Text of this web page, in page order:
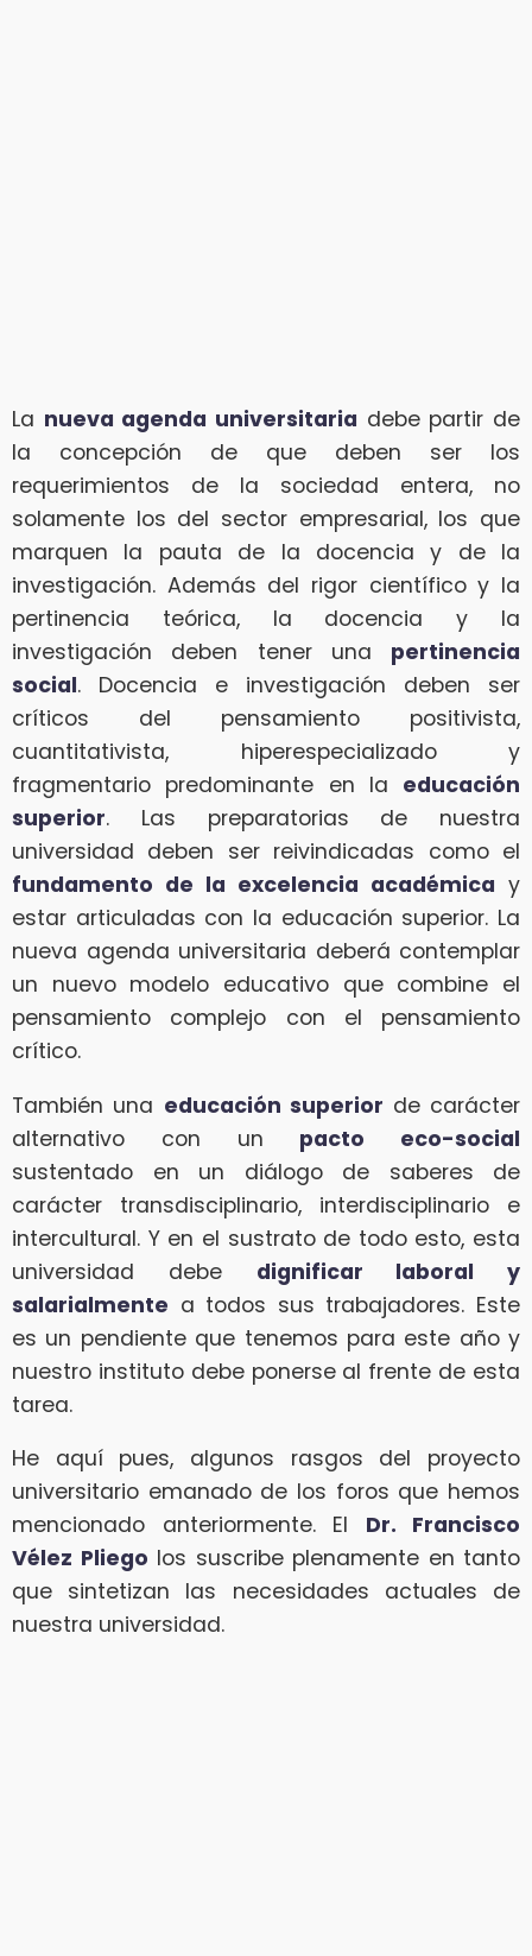
La nueva agenda universitaria debe partir de
la concepción de que deben ser los
requerimientos de la sociedad entera, no
solamente los del sector empresarial, los que
marquen la pauta de la docencia y de la
investigación. Además del rigor científico y la
pertinencia teórica, la docencia y la
investigación deben tener una pertinencia
social. Docencia e investigación deben ser
críticos del pensamiento positivista,
cuantitativista, hiperespecializado y
fragmentario predominante en la educación
superior. Las preparatorias de nuestra
universidad deben ser reivindicadas como el
fundamento de la excelencia académica y
estar articuladas con la educación superior. La
nueva agenda universitaria deberá contemplar
un nuevo modelo educativo que combine el
pensamiento complejo con el pensamiento
crítico.
También una educación superior de carácter
alternativo con un pacto eco-social
sustentado en un diálogo de saberes de
carácter transdisciplinario, interdisciplinario e
intercultural. Y en el sustrato de todo esto, esta
universidad debe dignificar laboral y
salarialmente a todos sus trabajadores. Este
es un pendiente que tenemos para este año y
nuestro instituto debe ponerse al frente de esta
tarea.
He aquí pues, algunos rasgos del proyecto
universitario emanado de los foros que hemos
mencionado anteriormente. El Dr. Francisco
Vélez Pliego los suscribe plenamente en tanto
que sintetizan las necesidades actuales de
nuestra universidad.